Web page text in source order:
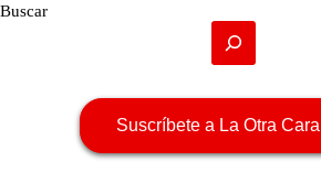
Buscar
Suscríbete a La Otra Cara